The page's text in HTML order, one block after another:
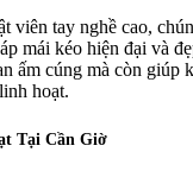
viên tay nghề cao,
mái kéo hiện đại và
ấm cúng mà còn giúp
hoạt.
Tại Cần Giờ